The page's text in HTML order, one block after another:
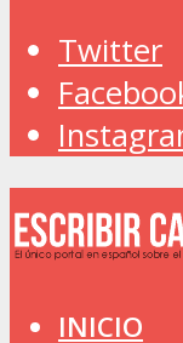
Twitter
INICIO